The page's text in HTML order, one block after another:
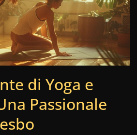
di Yoga e
Passionale